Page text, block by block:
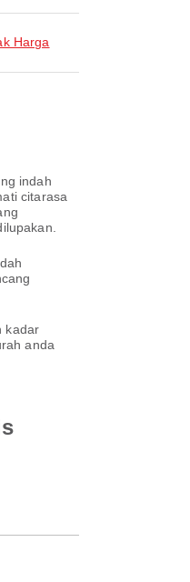
Harga
indah
citarasa
kadar
anda